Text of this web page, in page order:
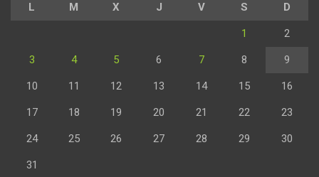
L M X J V S D
1 2
3 4 5 6 7 8 9
10 11 12 13 14 15 16
17 18 19 20 21 22 23
24 25 26 27 28 29 30
31